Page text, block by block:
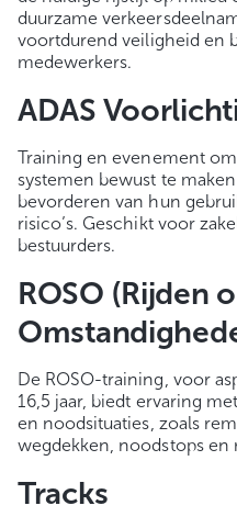
duurzame
voortdurend veiligheid en
medewerkers.
ADAS
Training en evenement
systemen bewust te
bevorderen van hun
risico’s. Geschikt voor
bestuurders.
ROSO (Rijden
De ROSO-training, voor
16,5 jaar, biedt ervaring
en noodsituaties, zoals
wegdekken, noodstops
Tracks